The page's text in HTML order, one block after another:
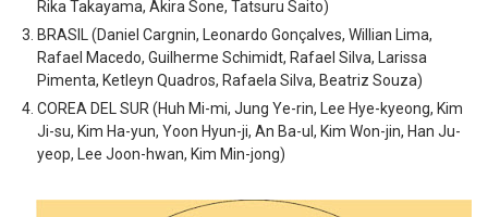
Rika Takayama, Akira Sone, Tatsuru Saito)
BRASIL (Daniel Cargnin, Leonardo Gonçalves, Willian Lima,
Rafael Macedo, Guilherme Schimidt, Rafael Silva, Larissa
Pimenta, Ketleyn Quadros, Rafaela Silva, Beatriz Souza)
COREA DEL SUR (Huh Mi-mi, Jung Ye-rin, Lee Hye-kyeong, Kim
Ji-su, Kim Ha-yun, Yoon Hyun-ji, An Ba-ul, Kim Won-jin, Han Ju-
yeop, Lee Joon-hwan, Kim Min-jong)